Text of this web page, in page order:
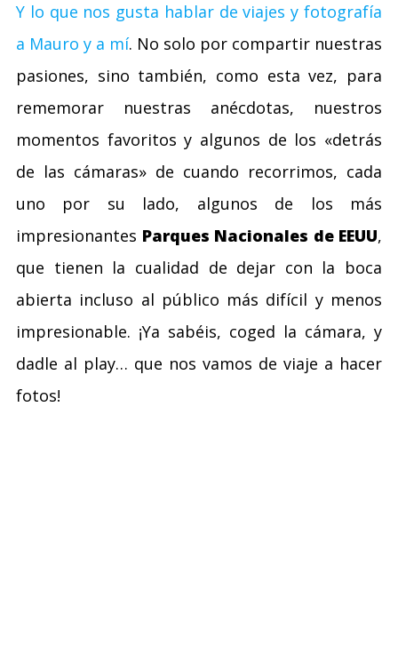
Y lo que nos gusta hablar de viajes y fotografía
a Mauro y a mí. No solo por compartir nuestras
pasiones, sino también, como esta vez, para
rememorar nuestras anécdotas, nuestros
momentos favoritos y algunos de los «detrás
de las cámaras» de cuando recorrimos, cada
uno por su lado, algunos de los más
impresionantes Parques Nacionales de EEUU,
que tienen la cualidad de dejar con la boca
abierta incluso al público más difícil y menos
impresionable. ¡Ya sabéis, coged la cámara, y
dadle al play… que nos vamos de viaje a hacer
fotos!